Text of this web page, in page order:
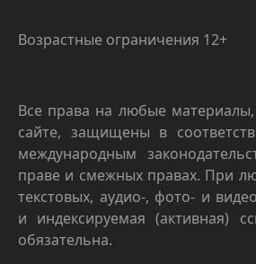
Возрастные ограничения 12+
Все права на любые
сайте, защищены в
международным
праве и смежных правах. При
текстовых, аудио-, фото- и
и индексируемая (активная)
обязательна.